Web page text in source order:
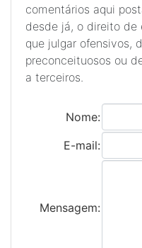
comentários aqui
desde já, o direito de
que julgar ofensivos,
preconceituosos ou
a terceiros.
Nome:
E-mail:
Mensagem: